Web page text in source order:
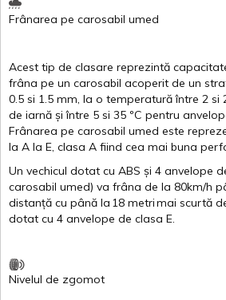
Frânarea pe carosabil umed
Acest tip de clasare reprezintă
frâna pe un carosabil acoperit de un
0.5 si 1.5 mm, la o temperatură între 2 si
de iarnă și între 5 si 35 ºC pentru
Frânarea pe carosabil umed este
la A la E, clasa A fiind cea mai buna
Un vechicul dotat cu ABS și 4 anvelope
carosabil umed) va frâna de la 80km/h
distanță cu până la 18 metrimai scurtă
dotat cu 4 anvelope de clasa E.
Nivelul de zgomot